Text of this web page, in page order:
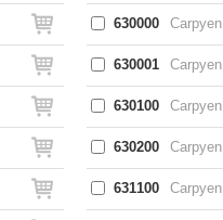
630000 Carpyen
630001 Carpyen
630100 Carpyen
630200 Carpyen
631100 Carpyen